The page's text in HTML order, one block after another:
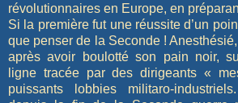
révolutionnaires en Europe, en
Si la première fut une réussite d’un
que penser de la Seconde !
après avoir boulotté son pain noir,
ligne tracée par des dirigeants «
puissants lobbies militaro-